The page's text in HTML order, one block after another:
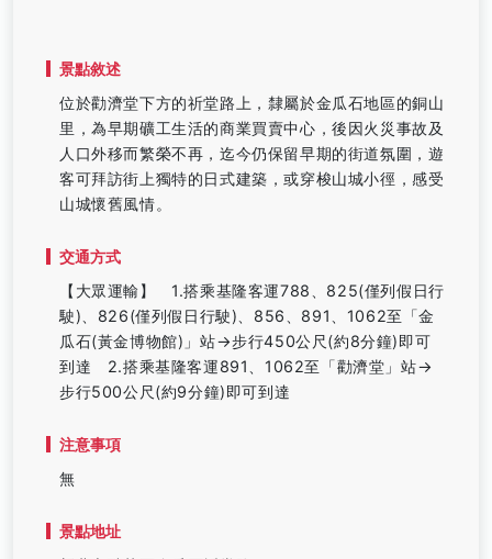
景點敘述
位於勸濟堂下方的祈堂路上，隸屬於金瓜石地區的銅山
里，為早期礦工生活的商業買賣中心，後因火災事故及
人口外移而繁榮不再，迄今仍保留早期的街道氛圍，遊
客可拜訪街上獨特的日式建築，或穿梭山城小徑，感受
山城懷舊風情。
交通方式
【大眾運輸】 1.搭乘基隆客運788、825(僅列假日行
駛)、826(僅列假日行駛)、856、891、1062至「金
瓜石(黃金博物館)」站→步行450公尺(約8分鐘)即可
到達 2.搭乘基隆客運891、1062至「勸濟堂」站→
步行500公尺(約9分鐘)即可到達
注意事項
無
景點地址